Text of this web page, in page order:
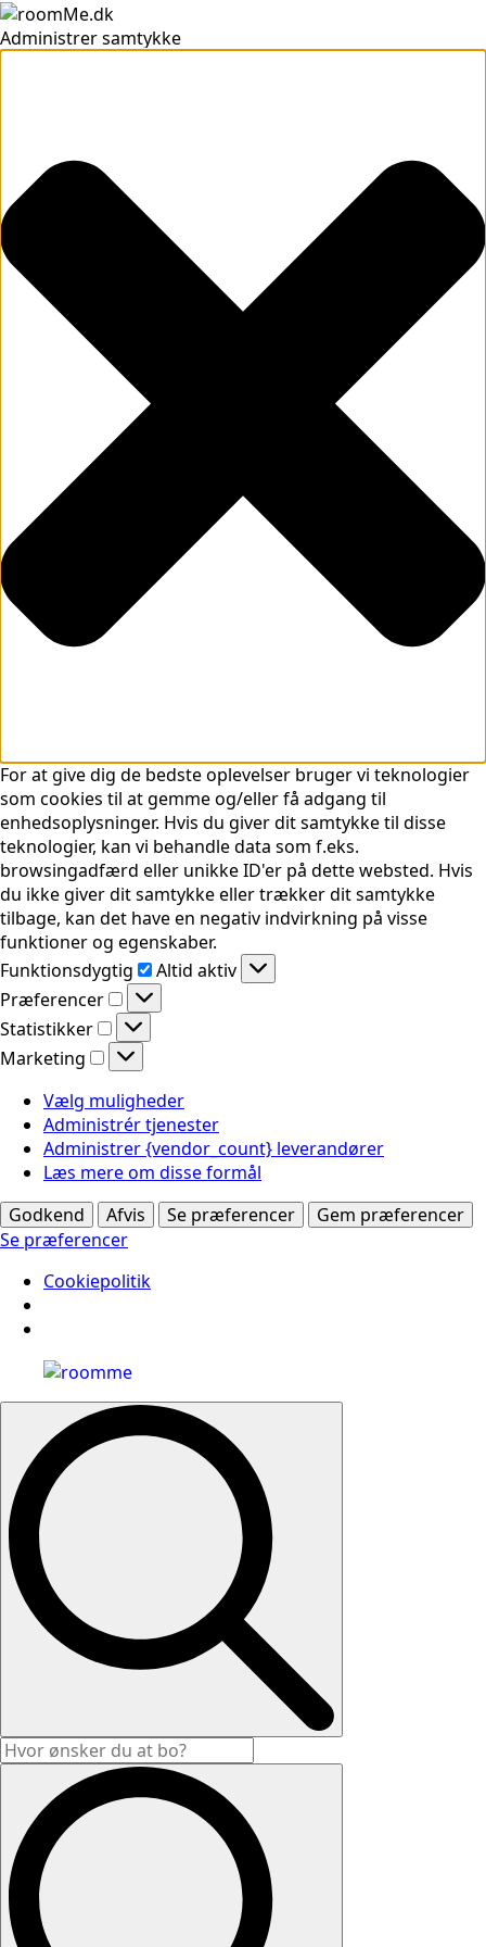
Administrer samtykke
For at give dig de bedste oplevelser bruger vi teknologier
som cookies til at gemme og/eller få adgang til
enhedsoplysninger. Hvis du giver dit samtykke til disse
teknologier, kan vi behandle data som f.eks.
browsingadfærd eller unikke ID'er på dette websted. Hvis
du ikke giver dit samtykke eller trækker dit samtykke
tilbage, kan det have en negativ indvirkning på visse
funktioner og egenskaber.
Funktionsdygtig
Funktionsdygtig
Altid aktiv
Præferencer
Præferencer
Statistikker
Statistikker
Marketing
Marketing
Vælg muligheder
Administrér tjenester
Administrer {vendor_count} leverandører
Læs mere om disse formål
Godkend
Afvis Se præferencer
Gem præferencer
Se præferencer
Cookiepolitik
Search